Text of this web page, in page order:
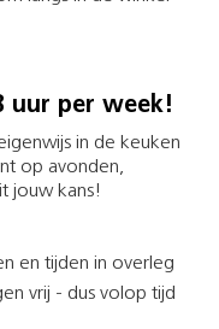
uur per week!
in de keuken
op avonden,
jouw kans!
en tijden in overleg
vrij - dus volop tijd